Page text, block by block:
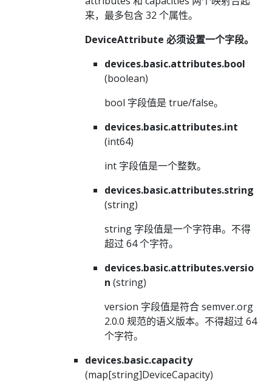
来，最多包含 32 个属性。
DeviceAttribute 必须设置一个字段。
devices.basic.attributes.bool
(boolean)
bool 字段值是 true/false。
devices.basic.attributes.int
(int64)
int 字段值是一个整数。
devices.basic.attributes.string
(string)
string 字段值是一个字符串。不得
超过 64 个字符。
devices.basic.attributes.versio
n (string)
version 字段值是符合 semver.org
2.0.0 规范的语义版本。不得超过 64
个字符。
devices.basic.capacity
(map[string]DeviceCapacity)